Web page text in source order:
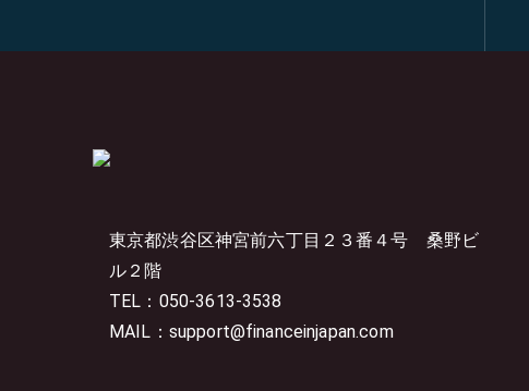
東京都渋谷区神宮前六丁目２３番４号 桑野ビ
ル２階
TEL：050-3613-3538
MAIL：support@financeinjapan.com